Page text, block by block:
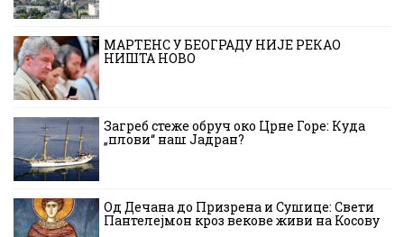
МАРТЕНС У БЕОГРАДУ НИЈЕ РЕКАО
НИШТА НОВО
Загреб стеже обруч око Црне Горе: Куда
„плови“ наш Јадран?
Од Дечана до Призрена и Сушице: Свети
Пантелејмон кроз векове живи на Косову